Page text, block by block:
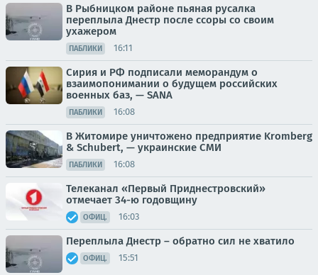
В Рыбницком районе пьяная русалка
переплыла Днестр после ссоры со своим
ухажером
ПАБЛИКИ 16:11
Сирия и РФ подписали меморандум о
взаимопонимании о будущем российских
военных баз, — SANA
ПАБЛИКИ 16:08
В Житомире уничтожено предприятие Kromberg
& Schubert, — украинские СМИ
ПАБЛИКИ 16:08
Телеканал «Первый Приднестровский»
отмечает 34-ю годовщину
ОФИЦ. 16:03
Переплыла Днестр – обратно сил не хватило
ОФИЦ. 15:51